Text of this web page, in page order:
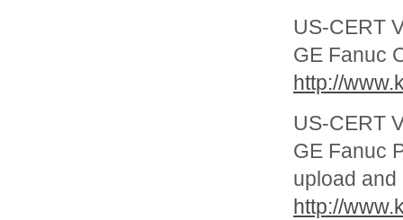
US-CERT
GE Fanuc
http://
US-CERT
GE Fanuc
upload
http://